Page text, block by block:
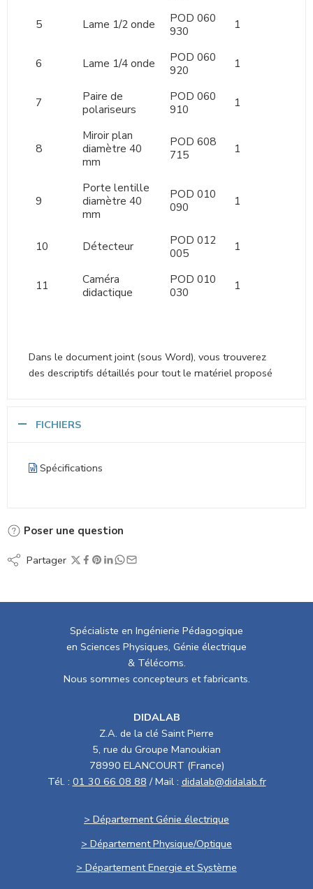
5 Lame 1/2 onde
POD 060
930
1
6 Lame 1/4 onde
POD 060
920
1
7
Paire de
polariseurs
POD 060
910
1
8
Miroir plan
diamètre 40
mm
POD 608
715
1
9
Porte lentille
diamètre 40
mm
POD 010
090
1
10 Détecteur
POD 012
005
1
11
Caméra
didactique
POD 010
030
1
Dans le document joint (sous Word), vous trouverez
des descriptifs détaillés pour tout le matériel proposé
FICHIERS
Spécifications
Poser une question
Partager
Spécialiste en Ingénierie Pédagogique
en Sciences Physiques, Génie électrique
& Télécoms.
Nous sommes concepteurs et fabricants.
DIDALAB
Z.A. de la clé Saint Pierre
5, rue du Groupe Manoukian
78990 ELANCOURT (France)
Tél. : 01 30 66 08 88 / Mail : didalab@didalab.fr
> Département Génie électrique
> Département Physique/Optique
> Département Energie et Système